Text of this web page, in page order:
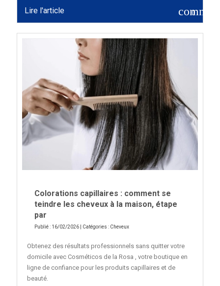
Lire l'article 0
Colorations capillaires : comment se
teindre les cheveux à la maison, étape
par
Publié : 16/02/2026 | Catégories : Cheveux
Obtenez des résultats professionnels sans quitter votre
domicile avec Cosméticos de la Rosa , votre boutique en
ligne de confiance pour les produits capillaires et de
beauté.